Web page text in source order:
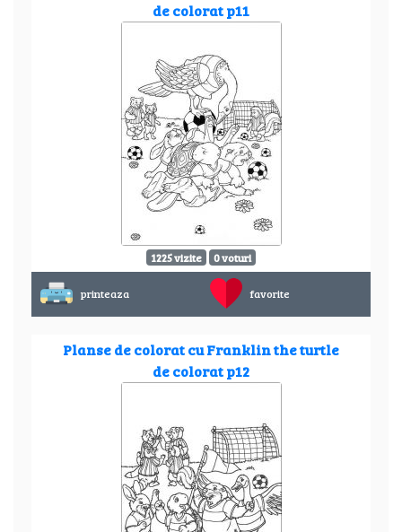
de colorat p11
1225 vizite 0 voturi
printeaza favorite
Planse de colorat cu Franklin the turtle
de colorat p12